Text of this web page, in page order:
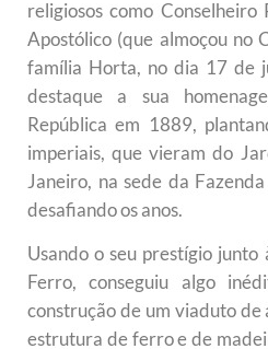
religiosos como
Apostólico (que almoçou no
família Horta, no dia 17 de
destaque a sua
República em 1889,
imperiais, que vieram do
Janeiro, na sede da
desafiando os anos.
Usando o seu prestígio
Ferro, conseguiu algo
construção de um viaduto de
estrutura de ferro e de